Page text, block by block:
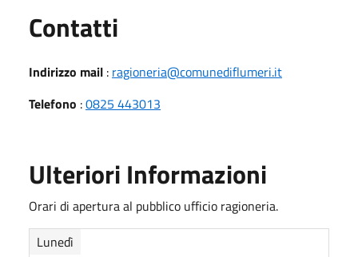
Contatti
Indirizzo mail : ragioneria@comunediflumeri.it
Telefono :0825 443013
Ulteriori Informazioni
Orari di apertura al pubblico ufficio ragioneria.
Lunedì